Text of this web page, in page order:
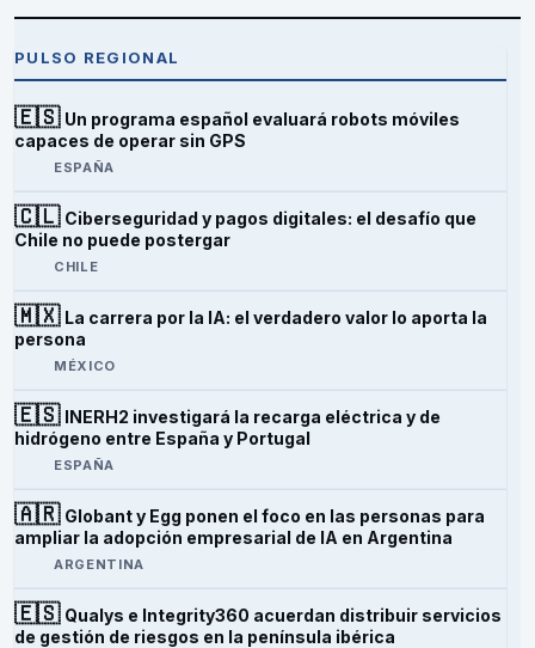
PULSO REGIONAL
🇪🇸 Un programa español evaluará robots móviles
capaces de operar sin GPS
ESPAÑA
🇨🇱 Ciberseguridad y pagos digitales: el desafío que
Chile no puede postergar
CHILE
🇲🇽 La carrera por la IA: el verdadero valor lo aporta la
persona
MÉXICO
🇪🇸 INERH2 investigará la recarga eléctrica y de
hidrógeno entre España y Portugal
ESPAÑA
🇦🇷 Globant y Egg ponen el foco en las personas para
ampliar la adopción empresarial de IA en Argentina
ARGENTINA
🇪🇸 Qualys e Integrity360 acuerdan distribuir servicios
de gestión de riesgos en la península ibérica